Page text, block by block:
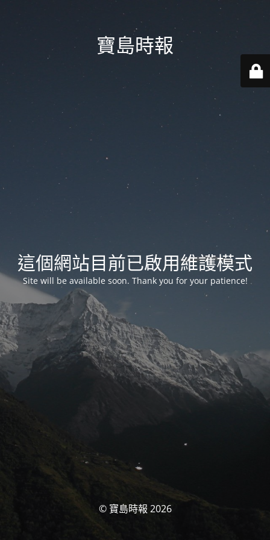
寶島時報
這個網站目前已啟用維護模式
Site will be available soon. Thank you for your patience!
© 寶島時報 2026